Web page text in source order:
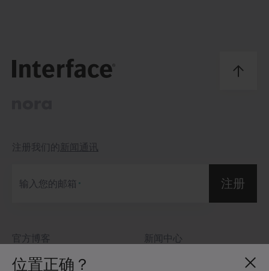
位置正确？
官方博客
关于我们
新闻中心
注册我们的新闻通讯
输入您的邮箱 注册